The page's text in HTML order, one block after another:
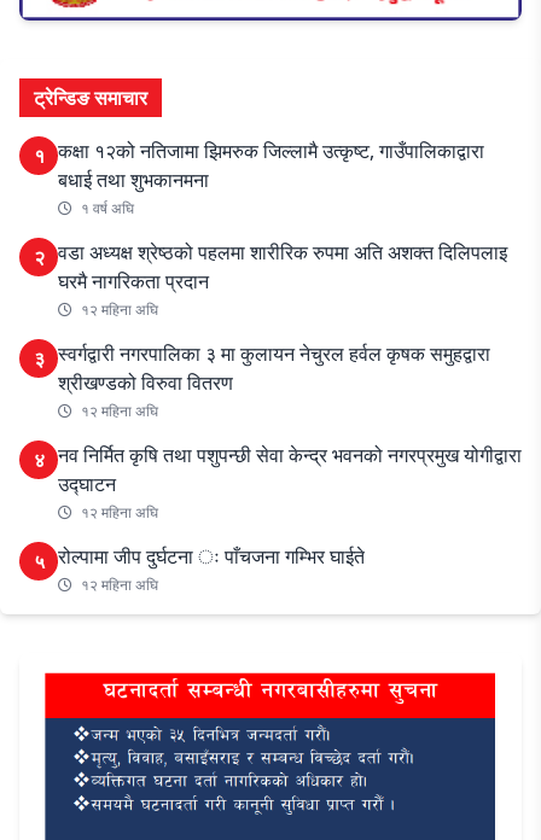
ट्रेन्डिङ समाचार
१ कक्षा १२को नतिजामा झिमरुक जिल्लामै उत्कृष्ट, गाउँपालिकाद्वारा
बधाई तथा शुभकानमना
१ वर्ष अघि
२ वडा अध्यक्ष श्रेष्ठको पहलमा शारीरिक रुपमा अति अशक्त दिलिपलाइ
घरमै नागरिकता प्रदान
१२ महिना अघि
३ स्वर्गद्वारी नगरपालिका ३ मा कुलायन नेचुरल हर्वल कृषक समुहद्वारा
श्रीखण्डको विरुवा वितरण
१२ महिना अघि
४ नव निर्मित कृषि तथा पशुपन्छी सेवा केन्द्र भवनको नगरप्रमुख योगीद्वारा
उद्घाटन
१२ महिना अघि
५ रोल्पामा जीप दुर्घटना ः पाँचजना गम्भिर घाईते
१२ महिना अघि